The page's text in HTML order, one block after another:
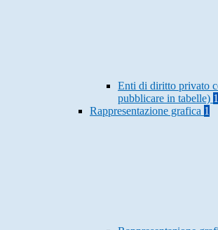
Enti di diritto privato
pubblicare in tabelle) 1
Rappresentazione grafica 1